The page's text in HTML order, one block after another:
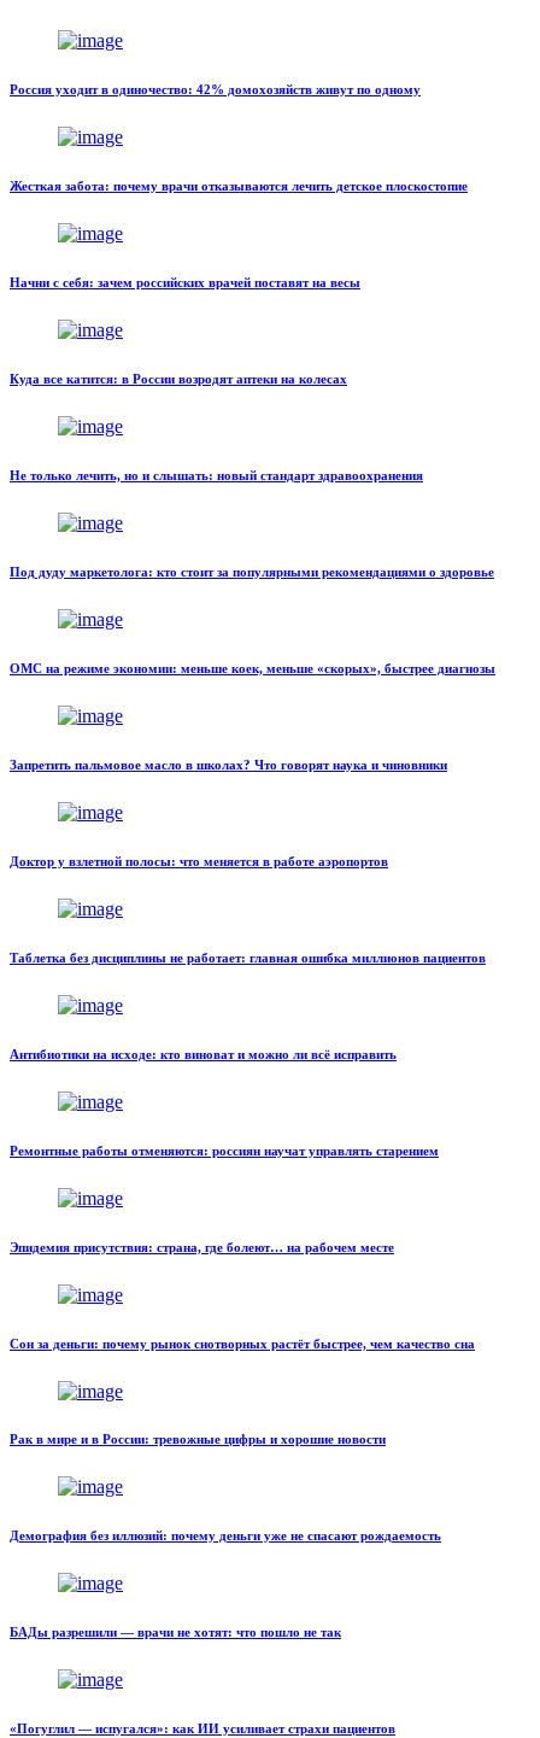
Россия уходит в одиночество: 42% домохозяйств живут по одному
Жесткая забота: почему врачи отказываются лечить детское плоскостопие
Начни с себя: зачем российских врачей поставят на весы
Куда все катится: в России возродят аптеки на колесах
Не только лечить, но и слышать: новый стандарт здравоохранения
Под дуду маркетолога: кто стоит за популярными рекомендациями о здоровье
ОМС на режиме экономии: меньше коек, меньше «скорых», быстрее диагнозы
Запретить пальмовое масло в школах? Что говорят наука и чиновники
Доктор у взлетной полосы: что меняется в работе аэропортов
Таблетка без дисциплины не работает: главная ошибка миллионов пациентов
Антибиотики на исходе: кто виноват и можно ли всё исправить
Ремонтные работы отменяются: россиян научат управлять старением
Эпидемия присутствия: страна, где болеют… на рабочем месте
Сон за деньги: почему рынок снотворных растёт быстрее, чем качество сна
Рак в мире и в России: тревожные цифры и хорошие новости
Демография без иллюзий: почему деньги уже не спасают рождаемость
БАДы разрешили — врачи не хотят: что пошло не так
«Погуглил — испугался»: как ИИ усиливает страхи пациентов